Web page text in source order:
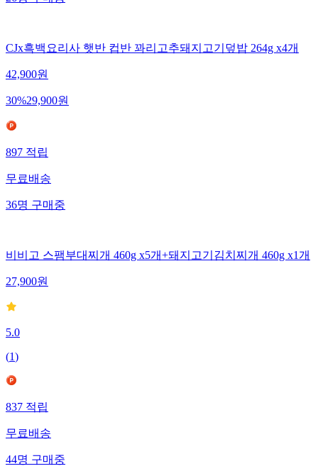
CJx흑백요리사 햇반 컵반 꽈리고추돼지고기덮밥 264g x4개
42,900원
30%29,900원
897적립
무료배송
36명구매중
비비고 스팸부대찌개 460g x5개+돼지고기김치찌개 460g x1개
27,900원
5.0
(1)
837적립
무료배송
44명구매중